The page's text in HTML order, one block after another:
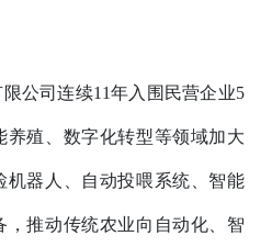
司连续11年入围民营企业5
养殖、数字化转型等领域加大
机器人、自动投喂系统、智能
，推动传统农业向自动化、智